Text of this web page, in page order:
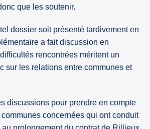
que les soutenir.
dossier soit présenté tardivement en
a fait discussion en
rencontrées méritent un
sur les relations entre communes et
discussions pour prendre en compte
communes concernées qui ont conduit